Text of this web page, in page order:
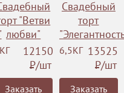
"Ветви
любви"
12150
Р/шт
Заказать
Свадебный
торт
6,5КГ 13525
Р/шт
Заказать